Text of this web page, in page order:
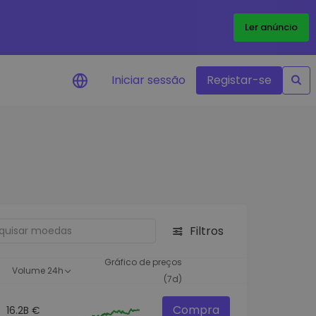
Ler anúncio
investimento
Ideias inteligentes para um
desempenho ótimo
Iniciar sessão Registar-se
Filtros
Volume 24h
Gráfico de preços
(7d)
16.2B € Compra